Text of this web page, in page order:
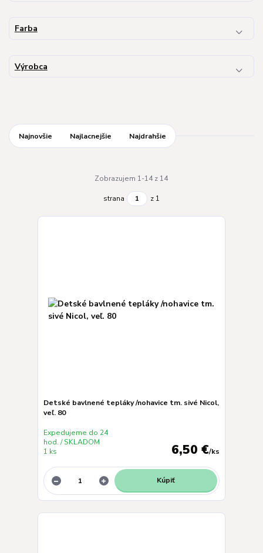
Farba
Výrobca
Najnovšie Najlacnejšie Najdrahšie
Zobrazujem 1-14 z 14
strana z 1
Detské bavlnené tepláky /nohavice tm. sivé Nicol,
veľ. 80
6,50 €/ks
Expedujeme do 24
hod. / SKLADOM
1 ks
Kúpiť